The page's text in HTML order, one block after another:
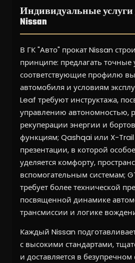
Индивидуальные
Nissan
В ГК "Авто" прокат Nissan
принципе: предлагать точные
соответствующие профилю
автомобиля и условиям
Leaf требуют инструктажа,
управлению автономностью,
рекуперации энергии и
функциям; Qashqai или X-
презентации, в которой
уделяется комфорту,
вспомогательным системам;
требует более технической
посвященной динамике
трансмиссии и логике
Каждый Nissan
с высокими стандартами,
и доставляется в